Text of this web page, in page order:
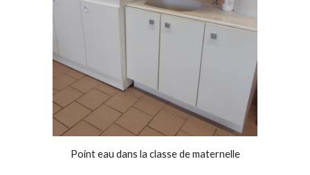
Point eau dans la classe de maternelle